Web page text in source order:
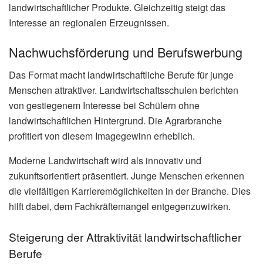
landwirtschaftlicher Produkte. Gleichzeitig steigt das
Interesse an regionalen Erzeugnissen.
Nachwuchsförderung und Berufswerbung
Das Format macht landwirtschaftliche Berufe für junge
Menschen attraktiver. Landwirtschaftsschulen berichten
von gestiegenem Interesse bei Schülern ohne
landwirtschaftlichen Hintergrund. Die Agrarbranche
profitiert von diesem Imagegewinn erheblich.
Moderne Landwirtschaft wird als innovativ und
zukunftsorientiert präsentiert. Junge Menschen erkennen
die vielfältigen Karrieremöglichkeiten in der Branche. Dies
hilft dabei, dem Fachkräftemangel entgegenzuwirken.
Steigerung der Attraktivität landwirtschaftlicher
Berufe